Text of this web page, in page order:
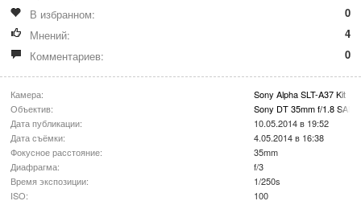
В избранном:
0
Мнений:
4
Комментариев:
0
Камера:
Sony Alpha SLT-A37 Kit
Объектив:
Sony DT 35mm f/1.8 SAM
Дата публикации:
10.05.2014 в 19:52
Дата съёмки:
4.05.2014 в 16:38
Фокусное расстояние:
35mm
Диафрагма:
f/3
Время экспозиции:
1/250s
ISO:
100